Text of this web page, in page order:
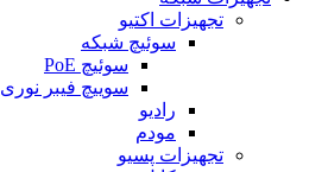
تجهیزات اکتیو
سوئیچ شبکه
سوئیچ PoE
سوییچ فیبر نوری
رادیو
مودم
تجهیزات پسیو